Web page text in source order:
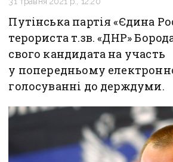
Путінська партія «Єдина
терориста т.зв. «ДНР»
свого кандидата на участь
у попередньому
голосуванні до держдуми.